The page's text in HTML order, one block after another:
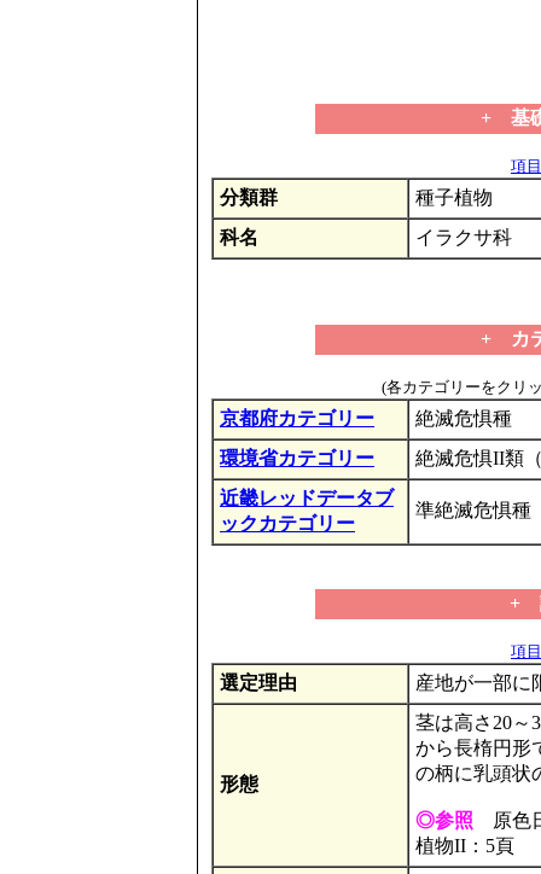
+ 基
項
分類群
種子植物
科名
イラクサ科
+ カ
(各カテゴリーをクリ
京都府カテゴリー
絶滅危惧種
環境省カテゴリー
絶滅危惧II類
近畿レッドデータブ
ックカテゴリー
準絶滅危惧種
+
項
選定理由 産地が一部に
形態
茎は高さ20～
から長楕円形
の柄に乳頭状
◎参照 原色
植物II：5頁